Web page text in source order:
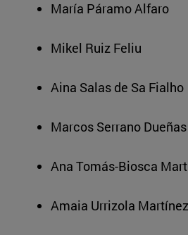
María Páramo Alfaro
Mikel Ruiz Feliu
Aina Salas de Sa Fialho
Marcos Serrano Dueñas
Ana Tomás-Biosca
Amaia Urrizola Martínez